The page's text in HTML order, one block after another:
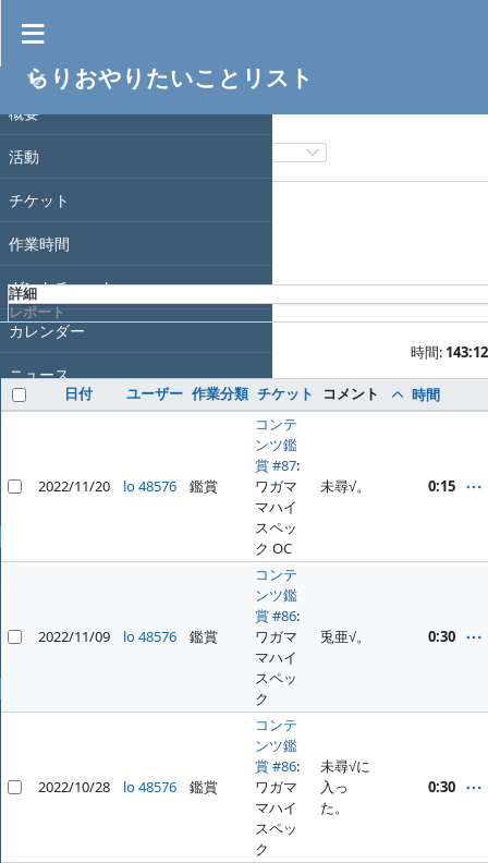
プロジェクト
概要
活動
チケット
作業時間
ガントチャート
カレンダー
ニュース
文書
ホーム
らりおやりたいことリスト
作業時間
フィルタ
フィルタ追加
適用
詳細
レポート
時間: 143:12
日付 ユーザー 作業分類 チケット コメント 時間
2022/11/20 lo 48576 鑑賞
コンテ
ンツ鑑
賞 #87:
ワガマ
マハイ
スペッ
ク OC
未尋√。 0:15
2022/11/09 lo 48576 鑑賞
コンテ
ンツ鑑
賞 #86:
ワガマ
マハイ
スペッ
ク
兎亜√。 0:30
2022/10/28 lo 48576 鑑賞
コンテ
ンツ鑑
賞 #86:
ワガマ
マハイ
スペッ
ク
未尋√に
入っ
た。
0:30